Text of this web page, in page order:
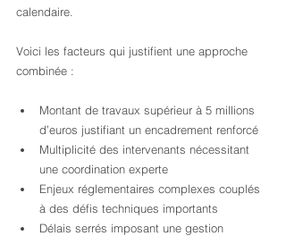
calendaire.
Voici les facteurs qui justifient une approche
combinée :
Montant de travaux supérieur à 5 millions
d’euros justifiant un encadrement renforcé
Multiplicité des intervenants nécessitant
une coordination experte
Enjeux réglementaires complexes couplés
à des défis techniques importants
Délais serrés imposant une gestion